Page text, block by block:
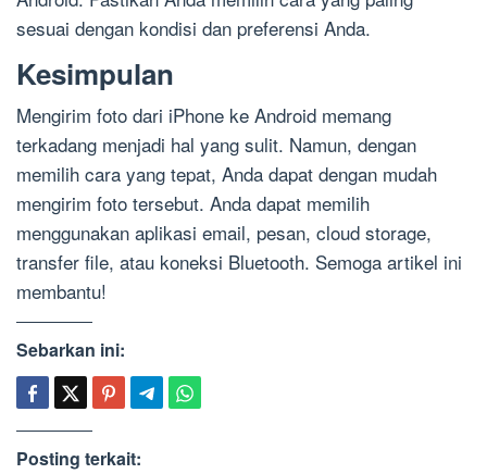
sesuai dengan kondisi dan preferensi Anda.
Kesimpulan
Mengirim foto dari iPhone ke Android memang
terkadang menjadi hal yang sulit. Namun, dengan
memilih cara yang tepat, Anda dapat dengan mudah
mengirim foto tersebut. Anda dapat memilih
menggunakan aplikasi email, pesan, cloud storage,
transfer file, atau koneksi Bluetooth. Semoga artikel ini
membantu!
Sebarkan ini:
Posting terkait: